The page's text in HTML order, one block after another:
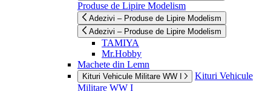
Produse de Lipire Modelism
Adezivi – Produse de Lipire Modelism
Adezivi – Produse de Lipire Modelism
TAMIYA
Mr.Hobby
Machete din Lemn
Kituri Vehicule Militare WW I
Kituri Vehicule
Militare WW I